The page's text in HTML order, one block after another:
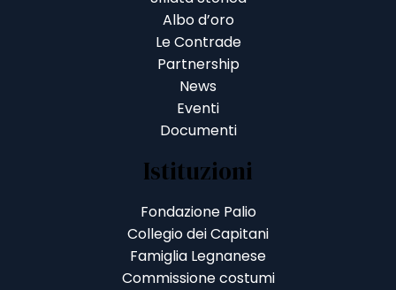
Albo d’oro
Le Contrade
Partnership
News
Eventi
Documenti
Istituzioni
Fondazione Palio
Collegio dei Capitani
Famiglia Legnanese
Commissione costumi